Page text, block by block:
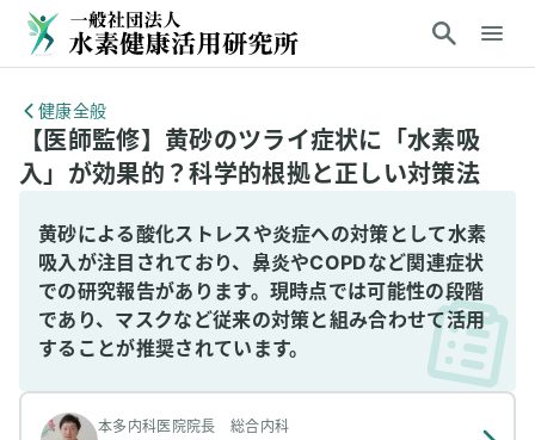
健康全般
【医師監修】黄砂のツライ症状に「水素吸
入」が効果的？科学的根拠と正しい対策法
黄砂による酸化ストレスや炎症への対策として水素
吸入が注目されており、鼻炎やCOPDなど関連症状
での研究報告があります。現時点では可能性の段階
であり、マスクなど従来の対策と組み合わせて活用
することが推奨されています。
本多内科医院院長 総合内科